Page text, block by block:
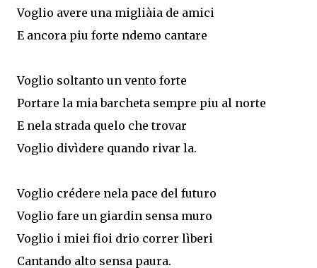
Voglio avere una migliàia de amici
E ancora piu forte ndemo cantare
Voglio soltanto un vento forte
Portare la mia barcheta sempre piu al norte
E nela strada quelo che trovar
Voglio divìdere quando rivar la.
Voglio crédere nela pace del futuro
Voglio fare un giardin sensa muro
Voglio i miei fioi drio correr lìberi
Cantando alto sensa paura.